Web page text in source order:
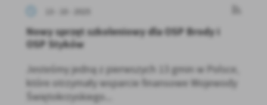
Nowy sprzęt szkoleniowy dla OSP Brody i
OSP Styków
Jesteśmy jedną z pierwszych 13 gmin w Polsce,
które otrzymały wsparcie finansowe Wojewody
Świętokrzyskiego...